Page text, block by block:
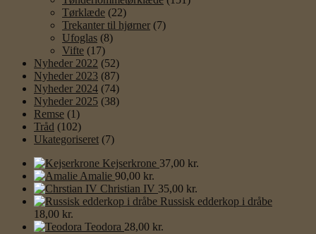
Tørklæde (22)
Trekanter til hjørner (7)
Ufoglas (8)
Vifte (17)
Nyheder 2022 (52)
Nyheder 2023 (87)
Nyheder 2024 (74)
Nyheder 2025 (38)
Remse (1)
Tråd (102)
Ukategoriseret (7)
Kejserkrone 37,00 kr.
Amalie 90,00 kr.
Christian IV 35,00 kr.
Russisk edderkop i dråbe
18,00 kr.
Teodora 28,00 kr.